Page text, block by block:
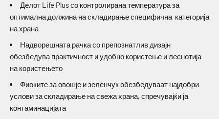
Делот Life Plus со контролирана температура за
оптимална должина на складирање специфична категорија
на храна
Надворешната рачка со препознатлив дизајн
обезбедува практичност и удобно користење и леснотија
на користењето
Фиоките за овошје и зеленчук обезбедуваат најдобри
услови за складирање на свежа храна, спречувајќи ја
контаминацијата